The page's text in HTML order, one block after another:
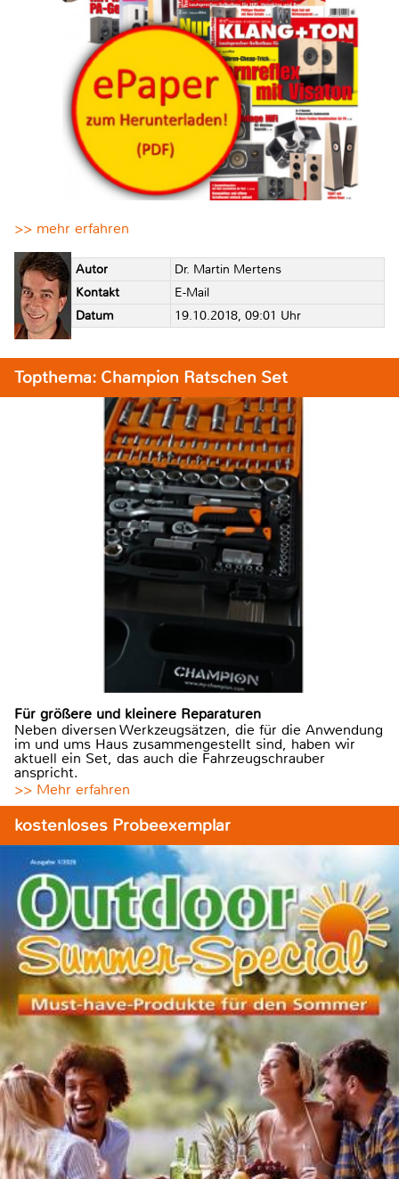
>> mehr erfahren
Autor
Dr. Martin Mertens
Kontakt
E-Mail
Datum
19.10.2018, 09:01 Uhr
Topthema: Champion Ratschen Set
Für größere und kleinere Reparaturen
Neben diversen Werkzeugsätzen, die für die Anwendung
im und ums Haus zusammengestellt sind, haben wir
aktuell ein Set, das auch die Fahrzeugschrauber
anspricht.
>> Mehr erfahren
kostenloses Probeexemplar